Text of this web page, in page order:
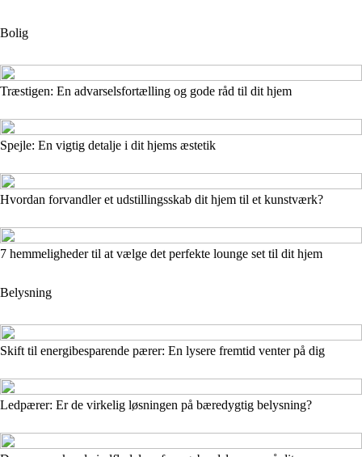
Bolig
Træstigen: En advarselsfortælling og gode råd til dit hjem
Spejle: En vigtig detalje i dit hjems æstetik
Hvordan forvandler et udstillingsskab dit hjem til et kunstværk?
7 hemmeligheder til at vælge det perfekte lounge set til dit hjem
Belysning
Skift til energibesparende pærer: En lysere fremtid venter på dig
Ledpærer: Er de virkelig løsningen på bæredygtig belysning?